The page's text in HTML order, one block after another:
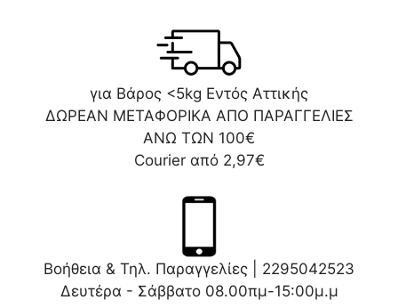
για Βάρος <5kg Εντός Αττικής
ΔΩΡΕΑΝ ΜΕΤΑΦΟΡΙΚΑ ΑΠΟ ΠΑΡΑΓΓΕΛΙΕΣ
ΑΝΩ ΤΩΝ 100€
Courier από 2,97€
Βοήθεια & Τηλ. Παραγγελίες | 2295042523
Δευτέρα - Σάββατο 08.00πμ-15:00μ.μ